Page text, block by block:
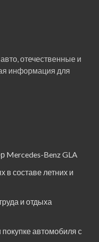
отечественные и
информация для
Mercedes-Benz GLA
в составе летних и
и отдыха
автомобиля с